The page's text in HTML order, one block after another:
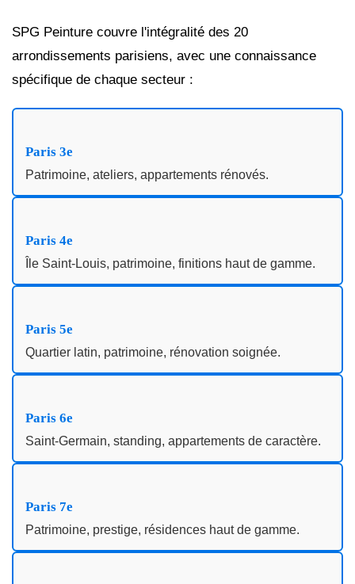
SPG Peinture couvre l'intégralité des 20
arrondissements parisiens, avec une connaissance
spécifique de chaque secteur :
Paris 3e
Patrimoine, ateliers, appartements rénovés.
Paris 4e
Île Saint‑Louis, patrimoine, finitions haut de gamme.
Paris 5e
Quartier latin, patrimoine, rénovation soignée.
Paris 6e
Saint‑Germain, standing, appartements de caractère.
Paris 7e
Patrimoine, prestige, résidences haut de gamme.